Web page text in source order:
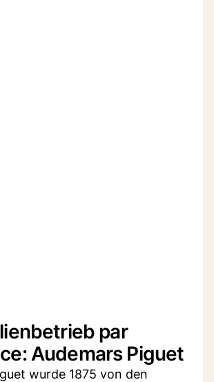
par
Audemars Piguet
wurde 1875 von den